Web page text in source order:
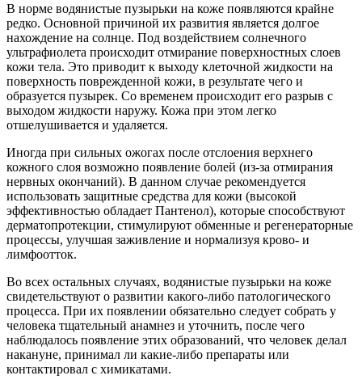
В норме водянистые пузырьки на коже появляются крайне
редко. Основной причиной их развития является долгое
нахождение на солнце. Под воздействием солнечного
ультрафиолета происходит отмирание поверхностных слоев
кожи тела. Это приводит к выходу клеточной жидкости на
поверхность поврежденной кожи, в результате чего и
образуется пузырек. Со временем происходит его разрыв с
выходом жидкости наружу. Кожа при этом легко
отшелушивается и удаляется.
Иногда при сильных ожогах после отслоения верхнего
кожного слоя возможно появление болей (из-за отмирания
нервных окончаний). В данном случае рекомендуется
использовать защитные средства для кожи (высокой
эффективностью обладает Пантенол), которые способствуют
дерматопротекции, стимулируют обменные и регенераторные
процессы, улучшая заживление и нормализуя крово- и
лимфоотток.
Во всех остальных случаях, водянистые пузырьки на коже
свидетельствуют о развитии какого-либо патологического
процесса. При их появлении обязательно следует собрать у
человека тщательный анамнез и уточнить, после чего
наблюдалось появление этих образований, что человек делал
накануне, принимал ли какие-либо препараты или
контактировал с химикатами.